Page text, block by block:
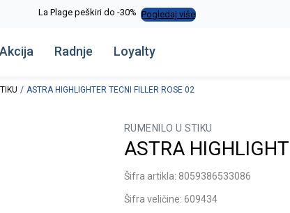
La Plage peškiri do -30% Pogledaj više
Akcija Radnje Loyalty
ASTRA HIGHLIGHTER TECNI FILLER ROSE 02
RUMENILO U STIKU
ASTRA
Šifra artikla: 8059386533086
Šifra veličine: 609434